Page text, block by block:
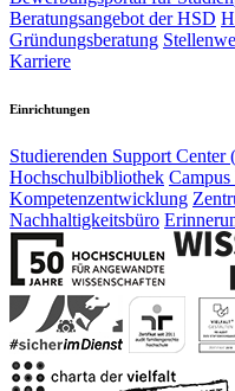
Beratungsangebot der HSD
Gründungsberatung
Karriere
Einrichtungen
Studierenden Support Center
Hochschulbibliothek
Kompetenzentwicklung
Nachhaltigkeitsbüro